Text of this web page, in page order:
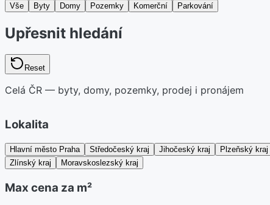
Vše Byty Domy Pozemky Komerční Parkování
Upřesnit hledání
Reset
Celá ČR — byty, domy, pozemky, prodej i pronájem
Lokalita
Hlavní město Praha Středočeský kraj Jihočeský kraj Plzeňský kraj
Zlínský kraj
Moravskoslezský kraj
Max cena za m²